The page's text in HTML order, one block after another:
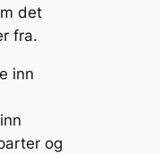
det
fra.
inn
og